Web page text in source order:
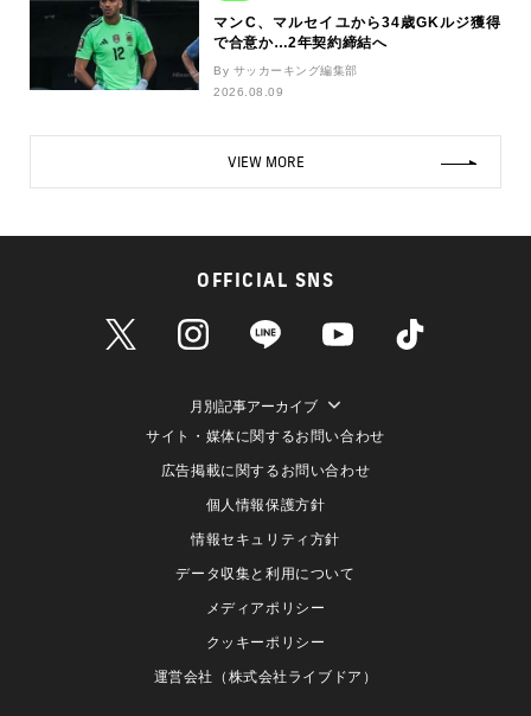
マンC、マルセイユから34歳GKルジ獲得
で合意か…2年契約締結へ
By サッカーキング編集部
2026.08.09
VIEW MORE
OFFICIAL SNS
月別記事アーカイブ
サイト・媒体に関するお問い合わせ
広告掲載に関するお問い合わせ
個人情報保護方針
情報セキュリティ方針
データ収集と利用について
メディアポリシー
クッキーポリシー
運営会社（株式会社ライブドア）